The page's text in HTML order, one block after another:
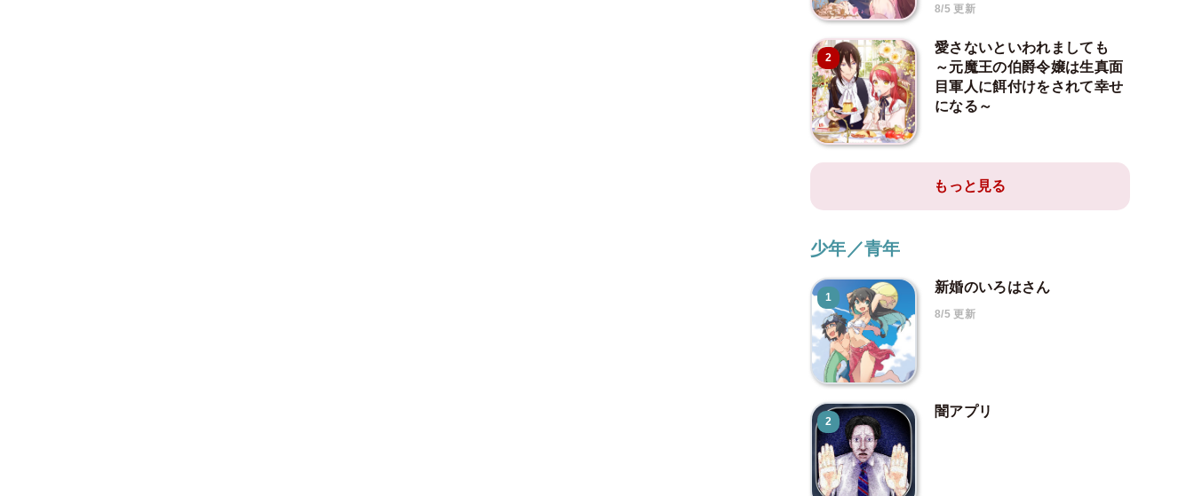
8/5 更新
2
愛さないといわれましても
～元魔王の伯爵令嬢は生真面
目軍人に餌付けをされて幸せ
になる～
もっと見る
少年／青年
1
新婚のいろはさん
8/5 更新
2
闇アプリ